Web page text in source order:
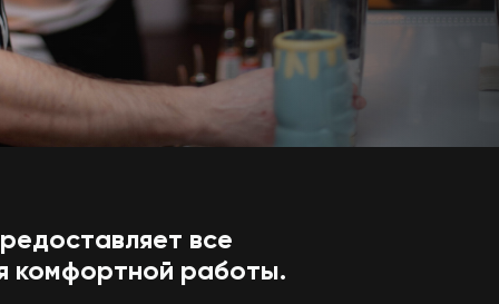
все
комфортной работы.